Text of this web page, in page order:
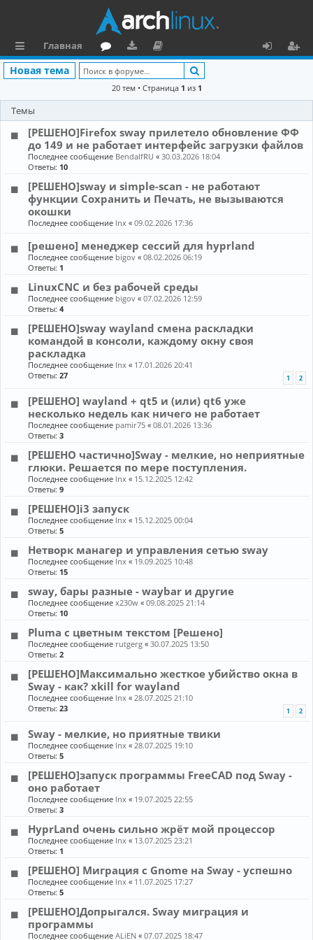
с
л
к
Главная
о
аг
ру
и
о
ку
е
н
ц
р
а
Новая тема
20 тем • Страница 1 из 1
Темы
[РЕШЕНО]Firefox sway прилетело обновление ФФ
до 149 и не работает интерфейс загрузки файлов
Последнее сообщение BendalfRU «30.03.2026 18:04
Ответы: 10
[РЕШЕНО]sway и simple-scan - не работают
функции Сохранить и Печать, не вызываются
окошки
Последнее сообщение lnx «09.02.2026 17:36
[решено] менеджер сессий для hyprland
Последнее сообщение bigov «08.02.2026 06:19
Ответы: 1
LinuxCNC и без рабочей среды
Последнее сообщение bigov «07.02.2026 12:59
Ответы:4
[РЕШЕНО]sway wayland смена раскладки
командой в консоли, каждому окну своя
раскладка
Последнее сообщение lnx « 17.01.2026 20:41
Ответы:27 1 2
[РЕШЕНО] wayland + qt5 и (или) qt6 уже
несколько недель как ничего не работает
Последнее сообщение pamir75 «08.01.2026 13:36
Ответы:3
[РЕШЕНО частично]Sway - мелкие, но неприятные
глюки. Решается по мере поступления.
Последнее сообщение lnx « 15.12.2025 12:42
Ответы:9
[РЕШЕНО]i3 запуск
Последнее сообщение lnx « 15.12.2025 00:04
Ответы:5
Нетворк манагер и управления сетью sway
Последнее сообщение lnx « 19.09.2025 10:48
Ответы: 15
sway, бары разные - waybar и другие
Последнее сообщениеx230w «09.08.2025 21:14
Ответы: 10
Pluma с цветным текстом [Решено]
Последнее сообщение rutgerg «30.07.2025 13:50
Ответы:2
[РЕШЕНО]Максимально жесткое убийство окна в
Sway - как? xkill for wayland
Последнее сообщение lnx «28.07.2025 21:10
Ответы:23 1 2
Sway - мелкие, но приятные твики
Последнее сообщение lnx «28.07.2025 19:10
Ответы:5
[РЕШЕНО]запуск программы FreeCAD под Sway -
оно работает
Последнее сообщение lnx « 19.07.2025 22:55
Ответы:3
HyprLand очень сильно жрёт мой процессор
Последнее сообщение lnx « 13.07.2025 23:21
Ответы: 1
[РЕШЕНО] Миграция с Gnome на Sway - успешно
Последнее сообщение lnx « 11.07.2025 17:27
Ответы:5
[РЕШЕНО]Допрыгался. Sway миграция и
программы
Последнее сообщениеALiEN «07.07.2025 18:47